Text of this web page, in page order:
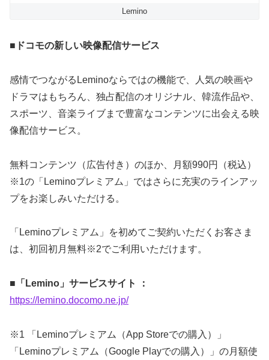
Lemino
■ドコモの新しい映像配信サービス
感情でつながるLeminoならではの機能で、人気の映画や
ドラマはもちろん、独占配信のオリジナル、韓流作品や、
スポーツ、音楽ライブまで豊富なコンテンツに出会える映
像配信サービス。
無料コンテンツ（広告付き）のほか、月額990円（税込）
※1の「Leminoプレミアム」ではさらに充実のラインアッ
プをお楽しみいただける。
「Leminoプレミアム」を初めてご契約いただくお客さま
は、初回初月無料※2でご利用いただけます。
■「Lemino」サービスサイト ：
https://lemino.docomo.ne.jp/
※1 「Leminoプレミアム（App Storeでの購入）」
「Leminoプレミアム（Google Playでの購入）」の月額使